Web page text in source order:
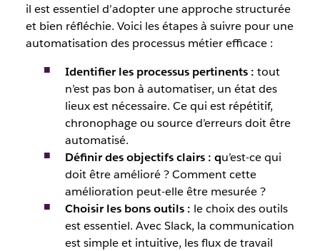
il est essentiel d’adopter une approche structurée
et bien réfléchie. Voici les étapes à suivre pour une
automatisation des processus métier efficace :
Identifier les processus pertinents : tout
n’est pas bon à automatiser, un état des
lieux est nécessaire. Ce qui est répétitif,
chronophage ou source d’erreurs doit être
automatisé.
Définir des objectifs clairs : qu’est-ce qui
doit être amélioré ? Comment cette
amélioration peut-elle être mesurée ?
Choisir les bons outils : le choix des outils
est essentiel. Avec Slack, la communication
est simple et intuitive, les flux de travail